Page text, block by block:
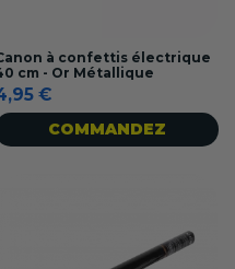
à confettis électrique
cm - Or Métallique
€
COMMANDEZ